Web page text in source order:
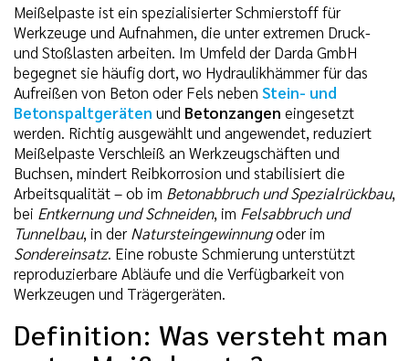
Meißelpaste ist ein spezialisierter Schmierstoff für
Werkzeuge und Aufnahmen, die unter extremen Druck-
und Stoßlasten arbeiten. Im Umfeld der Darda GmbH
begegnet sie häufig dort, wo Hydraulikhämmer für das
Aufreißen von Beton oder Fels neben Stein- und
Betonspaltgeräten und Betonzangen eingesetzt
werden. Richtig ausgewählt und angewendet, reduziert
Meißelpaste Verschleiß an Werkzeugschäften und
Buchsen, mindert Reibkorrosion und stabilisiert die
Arbeitsqualität – ob im Betonabbruch und Spezialrückbau,
bei Entkernung und Schneiden, im Felsabbruch und
Tunnelbau, in der Natursteingewinnungoder im
Sondereinsatz. Eine robuste Schmierung unterstützt
reproduzierbare Abläufe und die Verfügbarkeit von
Werkzeugen und Trägergeräten.
Definition: Was versteht man